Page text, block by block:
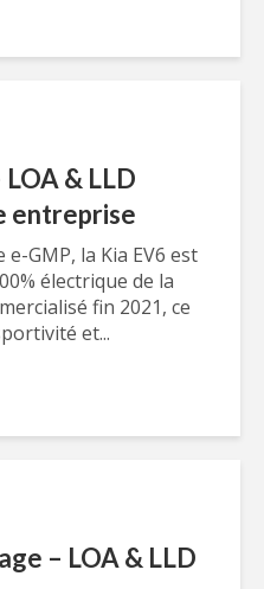
& LLD
entreprise
GMP, la Kia EV6 est
électrique de la
fin 2021, ce
et...
– LOA & LLD